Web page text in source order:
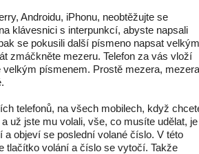
Androidu, iPhonu, neobtěžujte se
klávesnici s interpunkcí, abyste napsali
se pokusili další písmeno napsat velkým
zmáčkněte mezeru. Telefon za vás vloží
písmenem. Prostě mezera,
telefonů, na všech mobilech, když
už jste mu volali, vše, co musíte udělat, je
a objeví se poslední volané číslo. V této
tlačítko volání a číslo se vytočí. Takže